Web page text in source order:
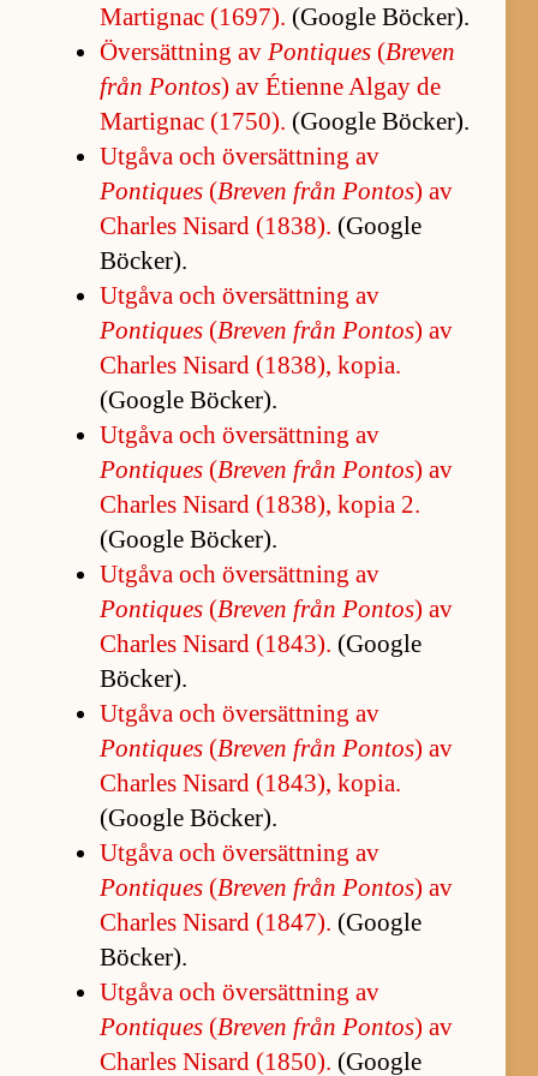
Martig­nac (1697). (Google Böck­er).
Över­sätt­ning av Pontiques(Bre­ven
från Pon­tos) av Éti­enne Al­gay de
Martig­nac (1750). (Google Böck­er).
Ut­gåva och över­sätt­ning av
Pontiques(Bre­ven från Pon­tos) av
Char­les Ni­sard (1838). (Google
Böck­er).
Ut­gåva och över­sätt­ning av
Pontiques(Bre­ven från Pon­tos) av
Char­les Ni­sard (1838), ko­pia.
(Google Böck­er).
Ut­gåva och över­sätt­ning av
Pontiques(Bre­ven från Pon­tos) av
Char­les Ni­sard (1838), ko­pia 2.
(Google Böck­er).
Ut­gåva och över­sätt­ning av
Pontiques(Bre­ven från Pon­tos) av
Char­les Ni­sard (1843). (Google
Böck­er).
Ut­gåva och över­sätt­ning av
Pontiques(Bre­ven från Pon­tos) av
Char­les Ni­sard (1843), ko­pia.
(Google Böck­er).
Ut­gåva och över­sätt­ning av
Pontiques(Bre­ven från Pon­tos) av
Char­les Ni­sard (1847). (Google
Böck­er).
Ut­gåva och över­sätt­ning av
Pontiques(Bre­ven från Pon­tos) av
Char­les Ni­sard (1850). (Google